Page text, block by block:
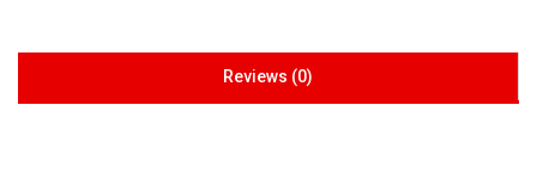
Reviews (0)